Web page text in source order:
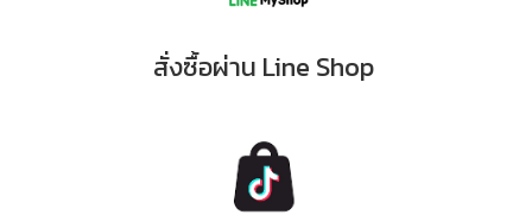
สั่งซื้อผ่าน Line Shop